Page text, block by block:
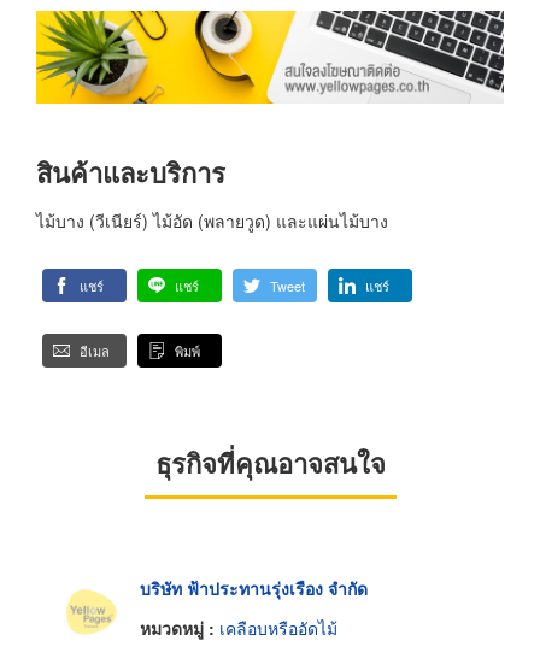
สินค้าและบริการ
ไม้บาง (วีเนียร์) ไม้อัด (พลายวูด) และแผ่นไม้บาง
แชร์ แชร์ Tweet แชร์
อีเมล พิมพ์
ธุรกิจที่คุณอาจสนใจ
บริษัท ฟ้าประทานรุ่งเรือง จำกัด
หมวดหมู่ : เคลือบหรืออัดไม้